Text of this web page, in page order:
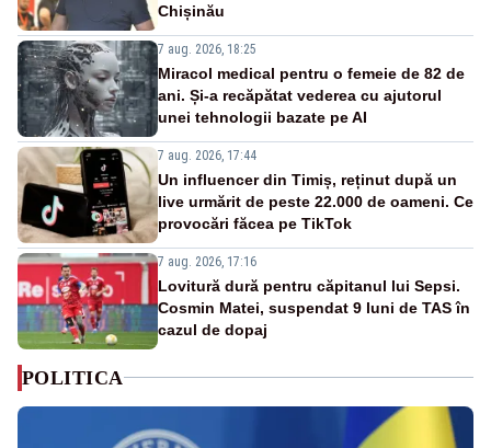
Chișinău
7 aug. 2026, 18:25
Miracol medical pentru o femeie de 82 de
ani. Și-a recăpătat vederea cu ajutorul
unei tehnologii bazate pe AI
7 aug. 2026, 17:44
Un influencer din Timiș, reținut după un
live urmărit de peste 22.000 de oameni. Ce
provocări făcea pe TikTok
7 aug. 2026, 17:16
Lovitură dură pentru căpitanul lui Sepsi.
Cosmin Matei, suspendat 9 luni de TAS în
cazul de dopaj
POLITICA